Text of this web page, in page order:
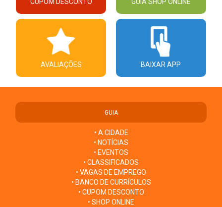
AVALIAÇÕES BAIXAR APP
GUIA
• A CIDADE
• NOTÍCIAS
• EVENTOS
• CLASSIFICADOS
• VAGAS DE EMPREGO
• BANCO DE CURRÍCULOS
• CUPOM DESCONTO
• SHOP ONLINE